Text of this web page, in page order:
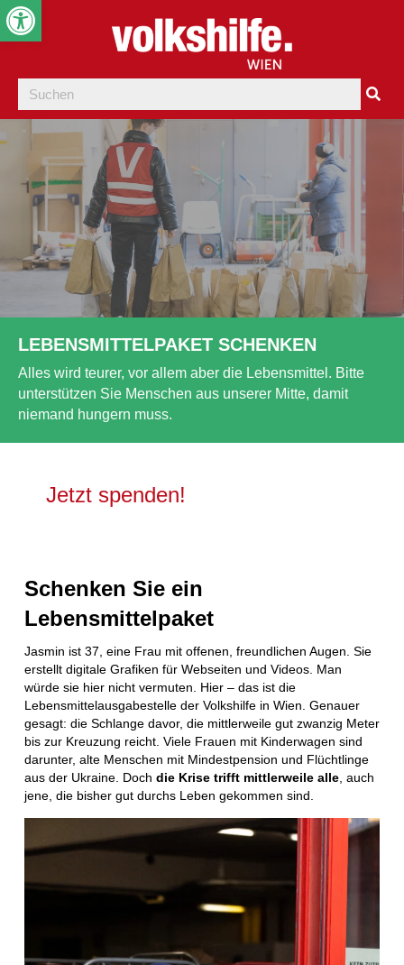
LEBENSMITTELPAKET SCHENKEN
Alles wird teurer, vor allem aber die Lebensmittel. Bitte
unterstützen Sie Menschen aus unserer Mitte, damit
niemand hungern muss.
Jetzt spenden!
Schenken Sie ein
Lebensmittelpaket
Jasmin ist 37, eine Frau mit offenen, freundlichen Augen. Sie
erstellt digitale Grafiken für Webseiten und Videos. Man
würde sie hier nicht vermuten. Hier – das ist die
Lebensmittelausgabestelle der Volkshilfe in Wien. Genauer
gesagt: die Schlange davor, die mittlerweile gut zwanzig Meter
bis zur Kreuzung reicht. Viele Frauen mit Kinderwagen sind
darunter, alte Menschen mit Mindestpension und Flüchtlinge
aus der Ukraine. Doch die Krise trifft mittlerweile alle , auch
jene, die bisher gut durchs Leben gekommen sind.